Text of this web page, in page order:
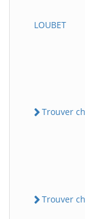
LOUBET
Trouver
Trouver